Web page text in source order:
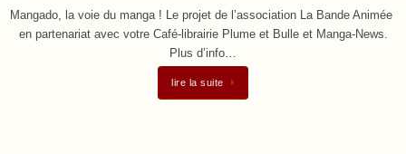
Mangado, la voie du manga ! Le projet de l’association La Bande Animée
en partenariat avec votre Café-librairie Plume et Bulle et Manga-News.
Plus d’info…
lire la suite